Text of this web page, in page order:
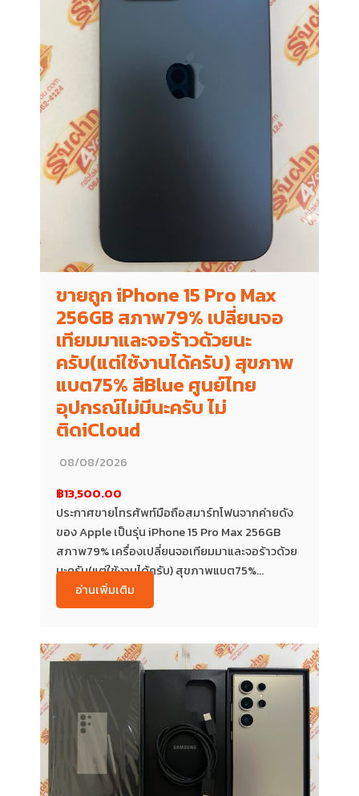
ขายถูก iPhone 15 Pro Max
256GB สภาพ79% เปลี่ยนจอ
เทียมมาและจอร้าวด้วยนะ
ครับ(แต่ใช้งานได้ครับ) สุขภาพ
แบต75% สีBlue ศูนย์ไทย
อุปกรณ์ไม่มีนะครับ ไม่
ติดiCloud
08/08/2026
฿13,500.00
ประกาศขายโทรศัพท์มือถือสมาร์ทโฟนจากค่ายดัง
ของ Apple เป็นรุ่น iPhone 15 Pro Max 256GB
สภาพ79% เครื่องเปลี่ยนจอเทียมมาและจอร้าวด้วย
นะครับ(แต่ใช้งานได้ครับ) สุขภาพแบต75%...
อ่านเพิ่มเติม